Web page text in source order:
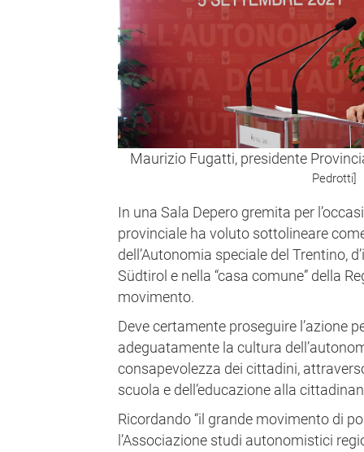
Maurizio Fugatti, presidente
Pedrotti]
In una Sala Depero gremita per
provinciale ha voluto sottolineare
dell’Autonomia speciale del Trentino,
Südtirol e nella “casa comune” della
movimento.
Deve certamente proseguire l’azione
adeguatamente la cultura
consapevolezza dei cittadini,
scuola e dell’educazione alla
Ricordando “il grande movimento di
l’Associazione studi autonomistici